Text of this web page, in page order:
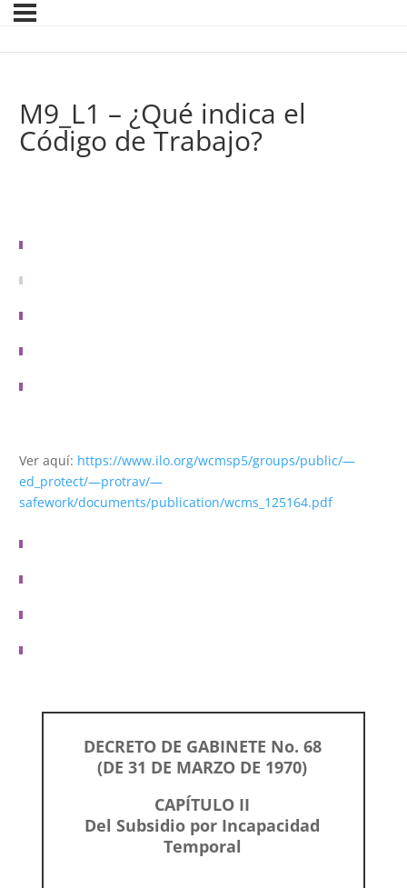
M9_L1 – ¿Qué indica el
Código de Trabajo?
Ver aquí: https://www.ilo.org/wcmsp5/groups/public/—
ed_protect/—protrav/—
safework/documents/publication/wcms_125164.pdf
DECRETO DE GABINETE No. 68
(DE 31 DE MARZO DE 1970)
CAPÍTULO II
Del Subsidio por Incapacidad
Temporal